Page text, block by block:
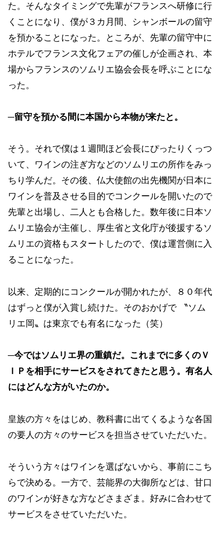
た。そんなタイミングで先輩がフランスへ研修に行
くことになり、僕が３カ月間、シャンボールの留守
を預かることになった。ところが、先輩の留守中に
ホテルでフランス文化フェアの催しが企画され、本
場からフランスのソムリエ協会会長を呼ぶことにな
った。
─留守を預かる間に本国から本物が来たと。
そう。それで僕は１週間ほど会長にぴったりくっつ
いて、ワインの注ぎ方などのソムリエの所作をみっ
ちり学んだ。その後、仏大使館の出先機関が日本に
ワインを普及させる目的でコンクールを開いたので
先輩と出場し、二人とも合格した。数年後に日本ソ
ムリエ協会が主催し、厚生省と文化庁が後援するソ
ムリエの資格もスタートしたので、僕は運営側に入
ることになった。
以来、定期的にコンクールが開かれたが、８０年代
はずっと僕が入賞し続けた。そのおかげで 〝ソム
リエ岡〟は東京でも有名になった（笑）
─今ではソムリエ界の重鎮だ。これまでに多くのＶ
ＩＰを相手にサービスをされてきたと思う。有名人
にはどんな方がいたのか。
皇族の方々をはじめ、教科書に出てくるような各国
の要人の方々のサービスを担当させていただいた。
そういう方々はワインを選ばないから、事前にこち
らで決める。一方で、芸能界の大御所などは、甘口
のワインが好きな方などさまざま。好みに合わせて
サービスをさせていただいた。